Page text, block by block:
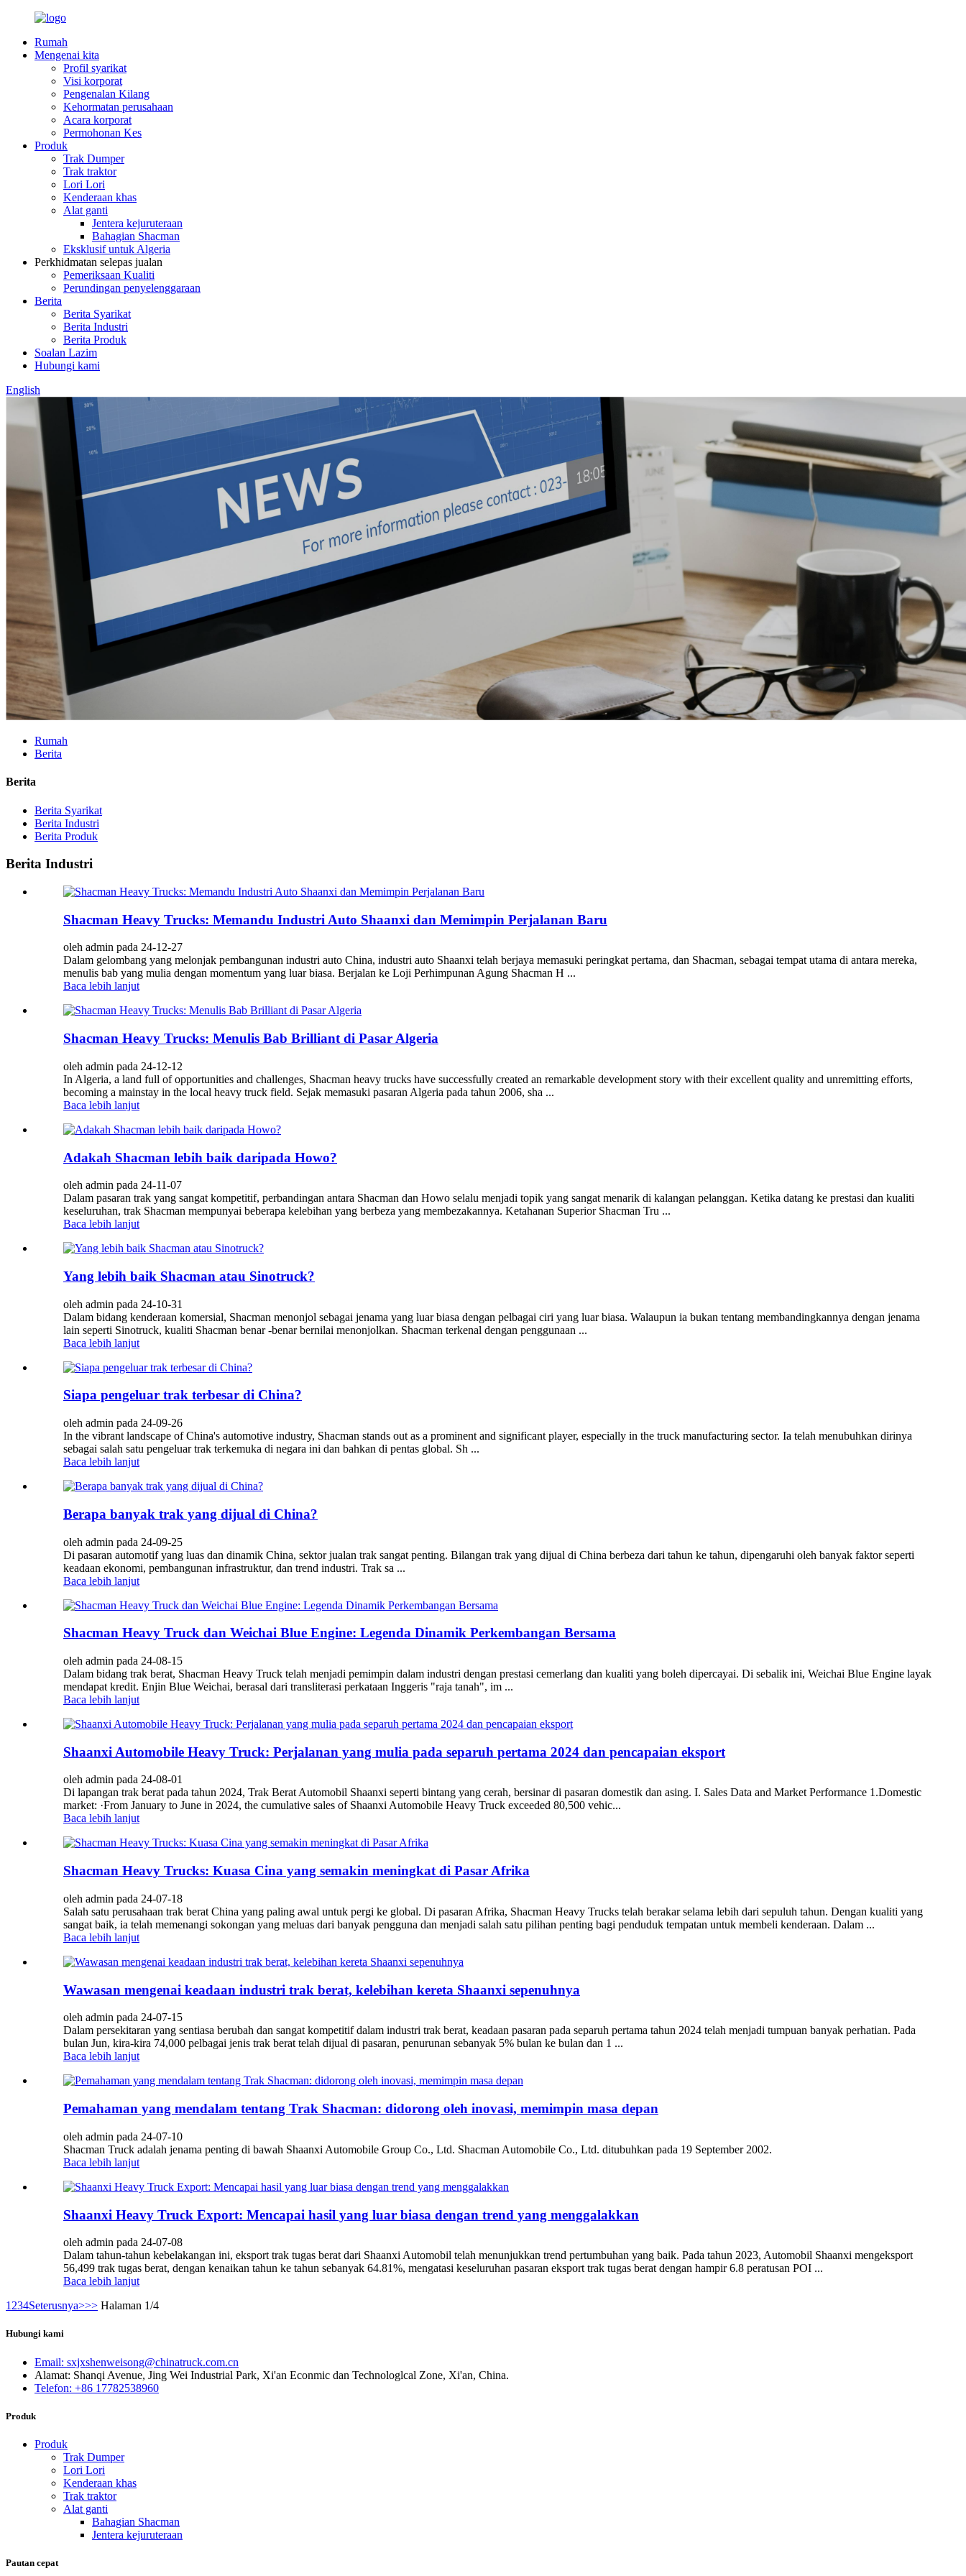
Rumah
Mengenai kita
Profil syarikat
Visi korporat
Pengenalan Kilang
Kehormatan perusahaan
Acara korporat
Permohonan Kes
Produk
Trak Dumper
Trak traktor
Lori Lori
Kenderaan khas
Alat ganti
Jentera kejuruteraan
Bahagian Shacman
Eksklusif untuk Algeria
Perkhidmatan selepas jualan
Pemeriksaan Kualiti
Perundingan penyelenggaraan
Berita
Berita Syarikat
Berita Industri
Berita Produk
Soalan Lazim
Hubungi kami
English
Rumah
Berita
Berita
Berita Syarikat
Berita Industri
Berita Produk
Berita Industri
Shacman Heavy Trucks: Memandu Industri Auto Shaanxi dan Memimpin Perjalanan Baru
oleh admin pada 24-12-27
Dalam gelombang yang melonjak pembangunan industri auto China, industri auto Shaanxi telah berjaya memasuki peringkat pertama, dan Shacman, sebagai tempat utama di antara mereka,
menulis bab yang mulia dengan momentum yang luar biasa. Berjalan ke Loji Perhimpunan Agung Shacman H ...
Baca lebih lanjut
Shacman Heavy Trucks: Menulis Bab Brilliant di Pasar Algeria
oleh admin pada 24-12-12
In Algeria, a land full of opportunities and challenges, Shacman heavy trucks have successfully created an remarkable development story with their excellent quality and unremitting efforts,
becoming a mainstay in the local heavy truck field. Sejak memasuki pasaran Algeria pada tahun 2006, sha ...
Baca lebih lanjut
Adakah Shacman lebih baik daripada Howo?
oleh admin pada 24-11-07
Dalam pasaran trak yang sangat kompetitif, perbandingan antara Shacman dan Howo selalu menjadi topik yang sangat menarik di kalangan pelanggan. Ketika datang ke prestasi dan kualiti
keseluruhan, trak Shacman mempunyai beberapa kelebihan yang berbeza yang membezakannya. Ketahanan Superior Shacman Tru ...
Baca lebih lanjut
Yang lebih baik Shacman atau Sinotruck?
oleh admin pada 24-10-31
Dalam bidang kenderaan komersial, Shacman menonjol sebagai jenama yang luar biasa dengan pelbagai ciri yang luar biasa. Walaupun ia bukan tentang membandingkannya dengan jenama
lain seperti Sinotruck, kualiti Shacman benar -benar bernilai menonjolkan. Shacman terkenal dengan penggunaan ...
Baca lebih lanjut
Siapa pengeluar trak terbesar di China?
oleh admin pada 24-09-26
In the vibrant landscape of China's automotive industry, Shacman stands out as a prominent and significant player, especially in the truck manufacturing sector. Ia telah menubuhkan dirinya
sebagai salah satu pengeluar trak terkemuka di negara ini dan bahkan di pentas global. Sh ...
Baca lebih lanjut
Berapa banyak trak yang dijual di China?
oleh admin pada 24-09-25
Di pasaran automotif yang luas dan dinamik China, sektor jualan trak sangat penting. Bilangan trak yang dijual di China berbeza dari tahun ke tahun, dipengaruhi oleh banyak faktor seperti
keadaan ekonomi, pembangunan infrastruktur, dan trend industri. Trak sa ...
Baca lebih lanjut
Shacman Heavy Truck dan Weichai Blue Engine: Legenda Dinamik Perkembangan Bersama
oleh admin pada 24-08-15
Dalam bidang trak berat, Shacman Heavy Truck telah menjadi pemimpin dalam industri dengan prestasi cemerlang dan kualiti yang boleh dipercayai. Di sebalik ini, Weichai Blue Engine layak
mendapat kredit. Enjin Blue Weichai, berasal dari transliterasi perkataan Inggeris "raja tanah", im ...
Baca lebih lanjut
Shaanxi Automobile Heavy Truck: Perjalanan yang mulia pada separuh pertama 2024 dan pencapaian eksport
oleh admin pada 24-08-01
Di lapangan trak berat pada tahun 2024, Trak Berat Automobil Shaanxi seperti bintang yang cerah, bersinar di pasaran domestik dan asing. I. Sales Data and Market Performance 1.Domestic
market: ·From January to June in 2024, the cumulative sales of Shaanxi Automobile Heavy Truck exceeded 80,500 vehic...
Baca lebih lanjut
Shacman Heavy Trucks: Kuasa Cina yang semakin meningkat di Pasar Afrika
oleh admin pada 24-07-18
Salah satu perusahaan trak berat China yang paling awal untuk pergi ke global. Di pasaran Afrika, Shacman Heavy Trucks telah berakar selama lebih dari sepuluh tahun. Dengan kualiti yang
sangat baik, ia telah memenangi sokongan yang meluas dari banyak pengguna dan menjadi salah satu pilihan penting bagi penduduk tempatan untuk membeli kenderaan. Dalam ...
Baca lebih lanjut
Wawasan mengenai keadaan industri trak berat, kelebihan kereta Shaanxi sepenuhnya
oleh admin pada 24-07-15
Dalam persekitaran yang sentiasa berubah dan sangat kompetitif dalam industri trak berat, keadaan pasaran pada separuh pertama tahun 2024 telah menjadi tumpuan banyak perhatian. Pada
bulan Jun, kira-kira 74,000 pelbagai jenis trak berat telah dijual di pasaran, penurunan sebanyak 5% bulan ke bulan dan 1 ...
Baca lebih lanjut
Pemahaman yang mendalam tentang Trak Shacman: didorong oleh inovasi, memimpin masa depan
oleh admin pada 24-07-10
Shacman Truck adalah jenama penting di bawah Shaanxi Automobile Group Co., Ltd. Shacman Automobile Co., Ltd. ditubuhkan pada 19 September 2002.
Baca lebih lanjut
Shaanxi Heavy Truck Export: Mencapai hasil yang luar biasa dengan trend yang menggalakkan
oleh admin pada 24-07-08
Dalam tahun-tahun kebelakangan ini, eksport trak tugas berat dari Shaanxi Automobil telah menunjukkan trend pertumbuhan yang baik. Pada tahun 2023, Automobil Shaanxi mengeksport
56,499 trak tugas berat, dengan kenaikan tahun ke tahun sebanyak 64.81%, mengatasi keseluruhan pasaran eksport trak tugas berat dengan hampir 6.8 peratusan POI ...
Baca lebih lanjut
1 234Seterusnya>>> Halaman 1/4
Hubungi kami
Email: sxjxshenweisong@chinatruck.com.cn
Alamat: Shanqi Avenue, Jing Wei Industrial Park, Xi'an Econmic dan Technologlcal Zone, Xi'an, China.
Telefon: +86 17782538960
Produk
Produk
Trak Dumper
Lori Lori
Kenderaan khas
Trak traktor
Alat ganti
Bahagian Shacman
Jentera kejuruteraan
Pautan cepat